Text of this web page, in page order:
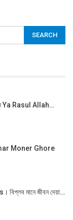
Ya Rasul Allah…
Amar Moner Ghore
মানে জীবন দেয়া…